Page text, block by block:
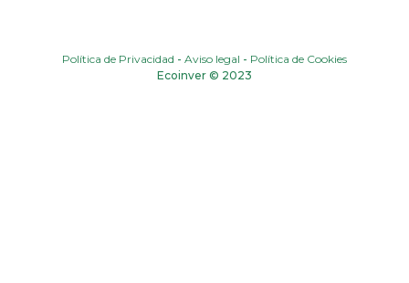
Política de Privacidad - Aviso legal - Política de Cookies
Ecoinver © 2023